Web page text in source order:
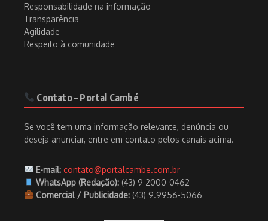
Responsabilidade na informação
Transparência
Agilidade
Respeito à comunidade
Contato – Portal Cambé
Se você tem uma informação relevante, denúncia ou
deseja anunciar, entre em contato pelos canais acima.
E-mail: contato@portalcambe.com.br
WhatsApp (Redação):(43) 9 2000-0462
Comercial / Publicidade:(43) 9.9956-5066